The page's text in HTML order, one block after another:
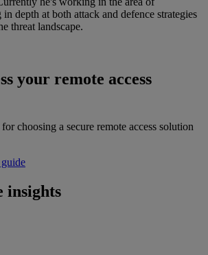
depth at both attack and defence strategies
threat landscape.
your remote access
choosing a secure remote access solution
insights